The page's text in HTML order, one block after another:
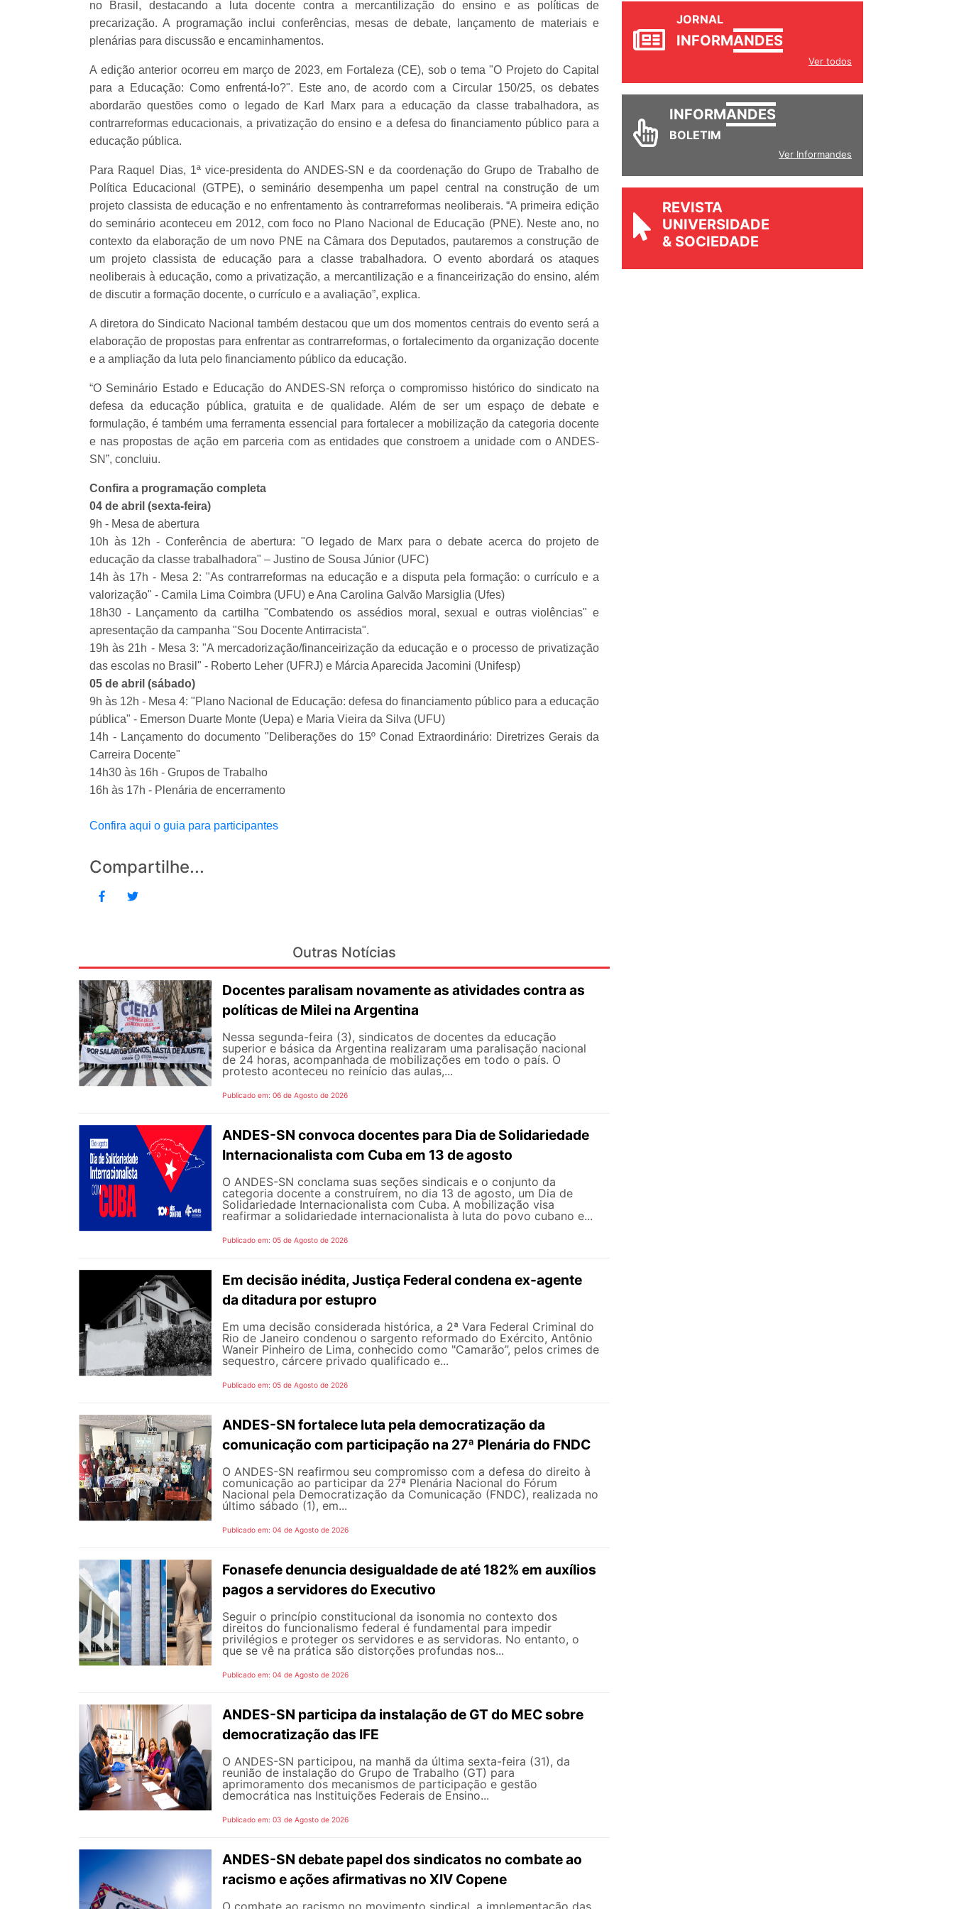
no Brasil, destacando a luta docente contra a mercantilização do ensino e as políticas de
precarização. A programação inclui conferências, mesas de debate, lançamento de materiais e
plenárias para discussão e encaminhamentos.
A edição anterior ocorreu em março de 2023, em Fortaleza (CE), sob o tema "O Projeto do Capital
para a Educação: Como enfrentá-lo?". Este ano, de acordo com a Circular 150/25, os debates
abordarão questões como o legado de Karl Marx para a educação da classe trabalhadora, as
contrarreformas educacionais, a privatização do ensino e a defesa do financiamento público para a
educação pública.
Para Raquel Dias, 1ª vice-presidenta do ANDES-SN e da coordenação do Grupo de Trabalho de
Política Educacional (GTPE), o seminário desempenha um papel central na construção de um
projeto classista de educação e no enfrentamento às contrarreformas neoliberais. “A primeira edição
do seminário aconteceu em 2012, com foco no Plano Nacional de Educação (PNE). Neste ano, no
contexto da elaboração de um novo PNE na Câmara dos Deputados, pautaremos a construção de
um projeto classista de educação para a classe trabalhadora. O evento abordará os ataques
neoliberais à educação, como a privatização, a mercantilização e a financeirização do ensino, além
de discutir a formação docente, o currículo e a avaliação”, explica.
A diretora do Sindicato Nacional também destacou que um dos momentos centrais do evento será a
elaboração de propostas para enfrentar as contrarreformas, o fortalecimento da organização docente
e a ampliação da luta pelo financiamento público da educação.
“O Seminário Estado e Educação do ANDES-SN reforça o compromisso histórico do sindicato na
defesa da educação pública, gratuita e de qualidade. Além de ser um espaço de debate e
formulação, é também uma ferramenta essencial para fortalecer a mobilização da categoria docente
e nas propostas de ação em parceria com as entidades que constroem a unidade com o ANDES-
SN”, concluiu.
Confira a programação completa
04 de abril (sexta-feira)
9h - Mesa de abertura
10h às 12h - Conferência de abertura: "O legado de Marx para o debate acerca do projeto de
educação da classe trabalhadora" – Justino de Sousa Júnior (UFC)
14h às 17h - Mesa 2: "As contrarreformas na educação e a disputa pela formação: o currículo e a
valorização" - Camila Lima Coimbra (UFU) e Ana Carolina Galvão Marsiglia (Ufes)
18h30 - Lançamento da cartilha "Combatendo os assédios moral, sexual e outras violências" e
apresentação da campanha "Sou Docente Antirracista".
19h às 21h - Mesa 3: "A mercadorização/financeirização da educação e o processo de privatização
das escolas no Brasil" - Roberto Leher (UFRJ) e Márcia Aparecida Jacomini (Unifesp)
05 de abril (sábado)
9h às 12h - Mesa 4: "Plano Nacional de Educação: defesa do financiamento público para a educação
pública" - Emerson Duarte Monte (Uepa) e Maria Vieira da Silva (UFU)
14h - Lançamento do documento "Deliberações do 15º Conad Extraordinário: Diretrizes Gerais da
Carreira Docente"
14h30 às 16h - Grupos de Trabalho
16h às 17h - Plenária de encerramento
Confira aqui o guia para participantes
Compartilhe...
Outras Notícias
Docentes paralisam novamente as atividades contra as
políticas de Milei na Argentina
Nessa segunda-feira (3), sindicatos de docentes da educação
superior e básica da Argentina realizaram uma paralisação nacional
de 24 horas, acompanhada de mobilizações em todo o país. O
protesto aconteceu no reinício das aulas,...
Publicado em: 06 de Agosto de 2026
ANDES-SN convoca docentes para Dia de Solidariedade
Internacionalista com Cuba em 13 de agosto
O ANDES-SN conclama suas seções sindicais e o conjunto da
categoria docente a construírem, no dia 13 de agosto, um Dia de
Solidariedade Internacionalista com Cuba. A mobilização visa
reafirmar a solidariedade internacionalista à luta do povo cubano e...
Publicado em: 05 de Agosto de 2026
Em decisão inédita, Justiça Federal condena ex-agente
da ditadura por estupro
Em uma decisão considerada histórica, a 2ª Vara Federal Criminal do
Rio de Janeiro condenou o sargento reformado do Exército, Antônio
Waneir Pinheiro de Lima, conhecido como "Camarão”, pelos crimes de
sequestro, cárcere privado qualificado e...
Publicado em: 05 de Agosto de 2026
ANDES-SN fortalece luta pela democratização da
comunicação com participação na 27ª Plenária do FNDC
O ANDES-SN reafirmou seu compromisso com a defesa do direito à
comunicação ao participar da 27ª Plenária Nacional do Fórum
Nacional pela Democratização da Comunicação (FNDC), realizada no
último sábado (1), em...
Publicado em: 04 de Agosto de 2026
Fonasefe denuncia desigualdade de até 182% em auxílios
pagos a servidores do Executivo
Seguir o princípio constitucional da isonomia no contexto dos
direitos do funcionalismo federal é fundamental para impedir
privilégios e proteger os servidores e as servidoras. No entanto, o
que se vê na prática são distorções profundas nos...
Publicado em: 04 de Agosto de 2026
ANDES-SN participa da instalação de GT do MEC sobre
democratização das IFE
O ANDES-SN participou, na manhã da última sexta-feira (31), da
reunião de instalação do Grupo de Trabalho (GT) para
aprimoramento dos mecanismos de participação e gestão
democrática nas Instituições Federais de Ensino...
Publicado em: 03 de Agosto de 2026
ANDES-SN debate papel dos sindicatos no combate ao
racismo e ações afirmativas no XIV Copene
O combate ao racismo no movimento sindical, a implementação das
JORNAL
Ver todos
INFORM
Ver Informandes
REVISTA
UNIVERSIDADE